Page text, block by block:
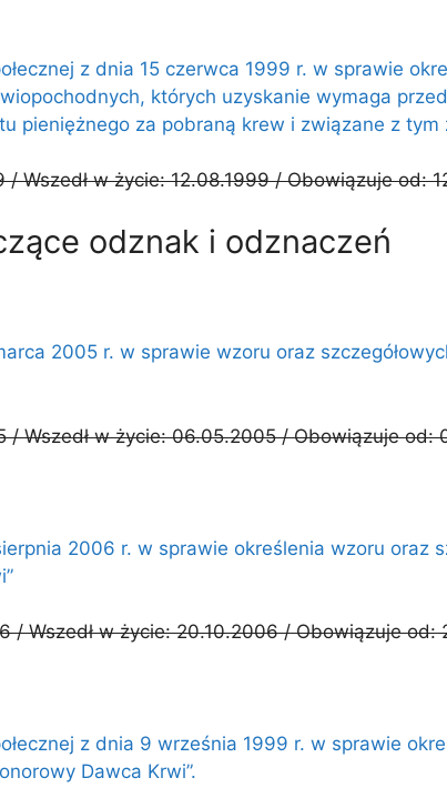
z dnia 15 czerwca 1999 r. w sprawie
których uzyskanie wymaga
pieniężnego za pobraną krew i związane z tym
Wszedł w życie: 12.08.1999 / Obowiązuje od:
odznak i odznaczeń
2005 r. w sprawie wzoru oraz
/ Wszedł w życie: 06.05.2005 / Obowiązuje od:
2006 r. w sprawie określenia wzoru oraz
/ Wszedł w życie: 20.10.2006 / Obowiązuje od:
z dnia 9 września 1999 r. w sprawie
Dawca Krwi”.